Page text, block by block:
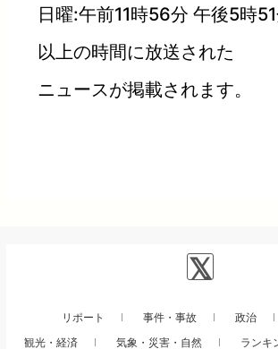
日曜:午前11時56分 午後5時
以上の時間に放送された
ニュースが掲載されます。
リポート 事件・事故 政治
観光・経済
気象・災害・自然 ランキ